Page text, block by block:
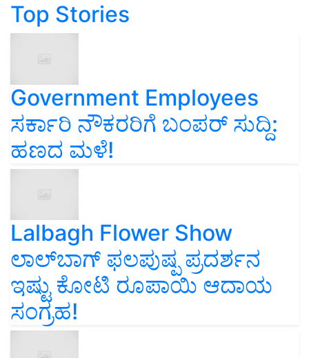
Top Stories
Government Employees
ಸರ್ಕಾರಿ ನೌಕರರಿಗೆ ಬಂಪರ್‌ ಸುದ್ದಿ:
ಹಣದ ಮಳೆ!
Lalbagh Flower Show
ಲಾಲ್‌ಬಾಗ್ ಫಲಪುಷ್ಪ ಪ್ರದರ್ಶನ
ಇಷ್ಟು ಕೋಟಿ ರೂಪಾಯಿ ಆದಾಯ
ಸಂಗ್ರಹ!